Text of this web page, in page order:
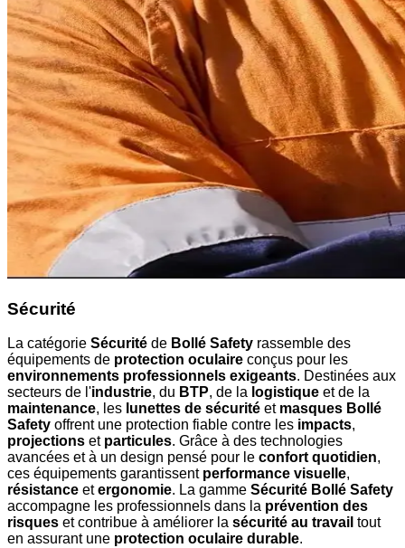
Sécurité
La catégorie Sécurité de Bollé Safety rassemble des
équipements de protection oculaire conçus pour les
environnements professionnels exigeants. Destinées aux
secteurs de l'industrie, du BTP, de la logistique et de la
maintenance, les lunettes de sécurité et masques Bollé
Safety offrent une protection fiable contre les impacts,
projections et particules. Grâce à des technologies
avancées et à un design pensé pour le confort quotidien,
ces équipements garantissent performance visuelle,
résistance etergonomie. La gamme Sécurité Bollé Safety
accompagne les professionnels dans la prévention des
risques et contribue à améliorer la sécurité au travail tout
en assurant une protection oculaire durable.